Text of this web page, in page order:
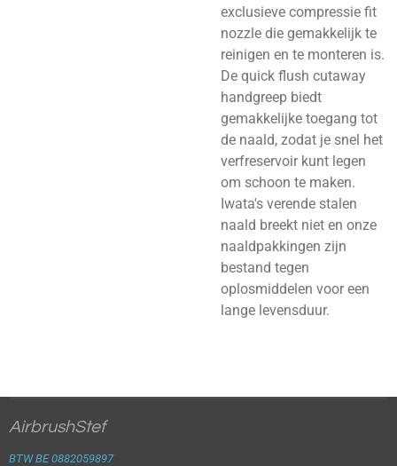
exclusieve compressie fit
nozzle die gemakkelijk te
reinigen en te monteren is.
De quick flush cutaway
handgreep biedt
gemakkelijke toegang tot
de naald, zodat je snel het
verfreservoir kunt legen
om schoon te maken.
Iwata's verende stalen
naald breekt niet en onze
naaldpakkingen zijn
bestand tegen
oplosmiddelen voor een
lange levensduur.
AirbrushStef
BTW BE 0882059897